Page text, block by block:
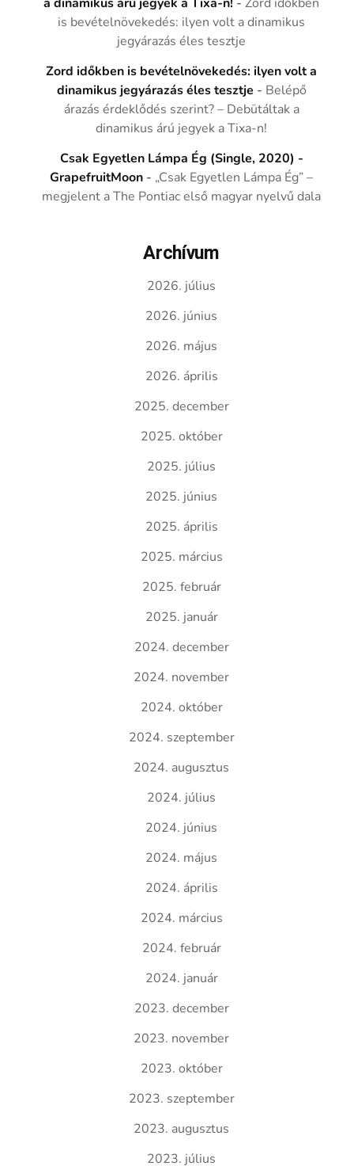
is bevételnövekedés: ilyen volt a dinamikus
jegyárazás éles tesztje
Zord időkben is bevételnövekedés: ilyen volt a
dinamikus jegyárazás éles tesztje - Belépő
árazás érdeklődés szerint? – Debütáltak a
dinamikus árú jegyek a Tixa-n!
Csak Egyetlen Lámpa Ég (Single, 2020) -
GrapefruitMoon - „Csak Egyetlen Lámpa Ég” –
megjelent a The Pontiac első magyar nyelvű dala
Archívum
2026. július
2026. június
2026. május
2026. április
2025. december
2025. október
2025. július
2025. június
2025. április
2025. március
2025. február
2025. január
2024. december
2024. november
2024. október
2024. szeptember
2024. augusztus
2024. július
2024. június
2024. május
2024. április
2024. március
2024. február
2024. január
2023. december
2023. november
2023. október
2023. szeptember
2023. augusztus
2023. július